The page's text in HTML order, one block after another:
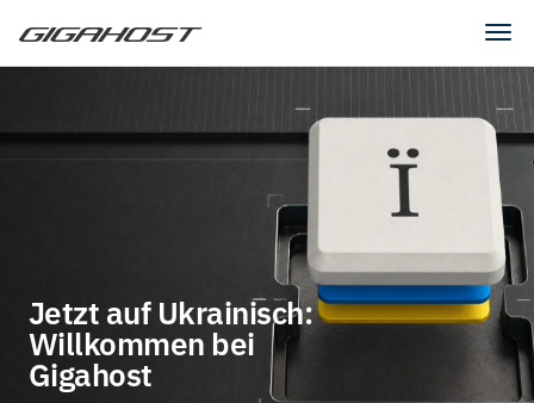
Jetzt auf Ukrainisch:
Willkommen bei
Gigahost